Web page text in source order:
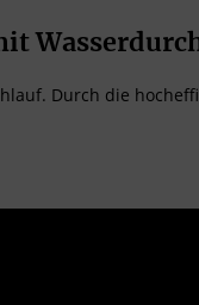
Durch die